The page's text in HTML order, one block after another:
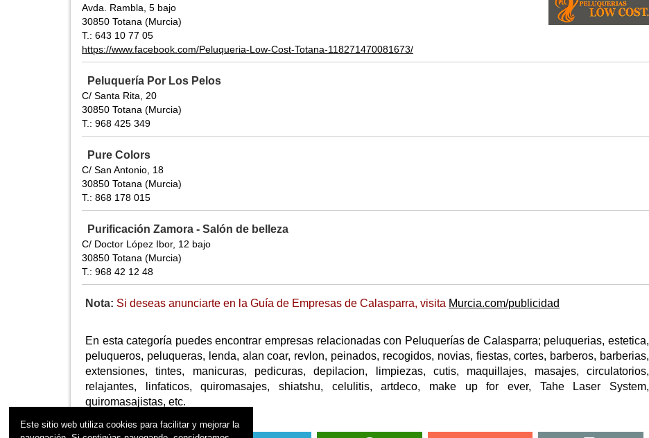
Avda. Rambla, 5 bajo
30850 Totana (Murcia)
T.: 643 10 77 05
https://www.facebook.com/Peluqueria-Low-Cost-Totana-118271470081673/
Peluquería Por Los Pelos
C/ Santa Rita, 20
30850 Totana (Murcia)
T.: 968 425 349
Pure Colors
C/ San Antonio, 18
30850 Totana (Murcia)
T.: 868 178 015
Purificación Zamora - Salón de belleza
C/ Doctor López Ibor, 12 bajo
30850 Totana (Murcia)
T.: 968 42 12 48
Nota: Si deseas anunciarte en la Guía de Empresas de Calasparra, visita Murcia.com/publicidad
En esta categoría puedes encontrar empresas relacionadas con Peluquerías de Calasparra; peluquerias, estetica,
peluqueros, peluqueras, lenda, alan coar, revlon, peinados, recogidos, novias, fiestas, cortes, barberos, barberias,
extensiones, tintes, manicuras, pedicuras, depilacion, limpiezas, cutis, maquillajes, masajes, circulatorios,
relajantes, linfaticos, quiromasajes, shiatshu, celulitis, artdeco, make up for ever, Tahe Laser System,
quiromasajistas, etc.
Este sitio web utiliza cookies para facilitar y mejorar la